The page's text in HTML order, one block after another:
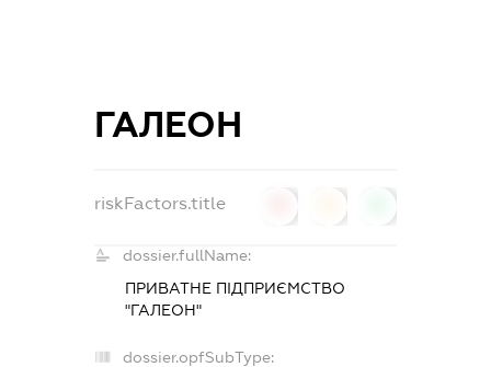
ГАЛЕОН
riskFactors.title
dossier.fullName:
ПРИВАТНЕ ПІДПРИЄМСТВО
"ГАЛЕОН"
dossier.opfSubType: